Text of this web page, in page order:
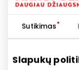
Sutikimas
Slapukų